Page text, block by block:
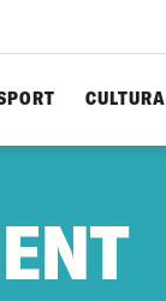
CULTURA